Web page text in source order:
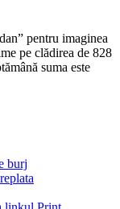
pentru imaginea
pe clădirea de 828
suma este
burj
plata